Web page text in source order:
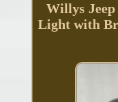
Willys
Light with